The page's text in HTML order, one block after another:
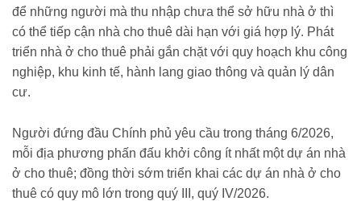
để những người mà thu nhập chưa thể sở hữu nhà ở thì
có thể tiếp cận nhà cho thuê dài hạn với giá hợp lý. Phát
triển nhà ở cho thuê phải gắn chặt với quy hoạch khu công
nghiệp, khu kinh tế, hành lang giao thông và quản lý dân
cư.
Người đứng đầu Chính phủ yêu cầu trong tháng 6/2026,
mỗi địa phương phấn đấu khởi công ít nhất một dự án nhà
ở cho thuê; đồng thời sớm triển khai các dự án nhà ở cho
thuê có quy mô lớn trong quý III, quý IV/2026.